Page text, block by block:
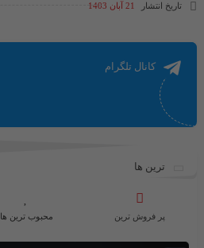
تاریخ انتشار 21 آبان 1403
کانال تلگرام
ترین ها
پر فروش ترین محبوب ترین ها